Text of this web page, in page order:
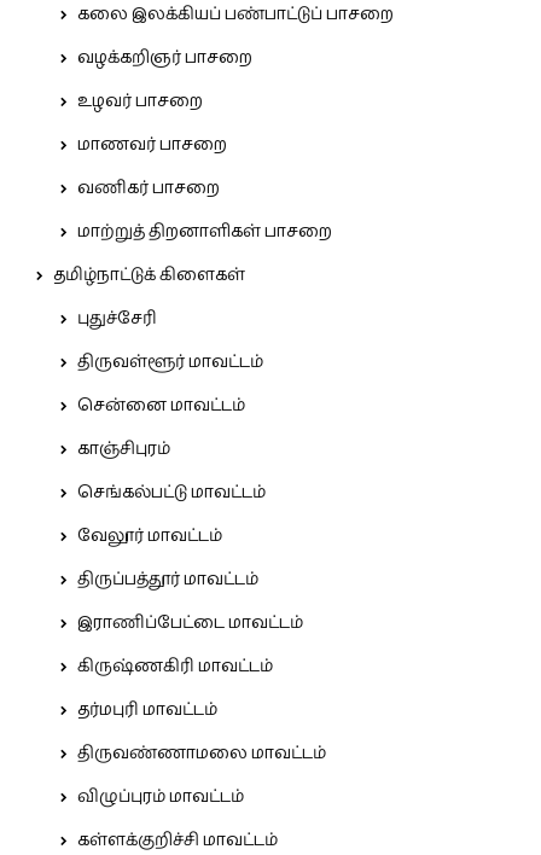
கலை இலக்கியப் பண்பாட்டுப் பாசறை
வழக்கறிஞர் பாசறை
உழவர் பாசறை
மாணவர் பாசறை
வணிகர் பாசறை
மாற்றுத் திறனாளிகள் பாசறை
தமிழ்நாட்டுக் கிளைகள்
புதுச்சேரி
திருவள்ளூர் மாவட்டம்
சென்னை மாவட்டம்
காஞ்சிபுரம்
செங்கல்பட்டு மாவட்டம்
வேலூர் மாவட்டம்
திருப்பத்தூர் மாவட்டம்
இராணிப்பேட்டை மாவட்டம்
கிருஷ்ணகிரி மாவட்டம்
தர்மபுரி மாவட்டம்
திருவண்ணாமலை மாவட்டம்
விழுப்புரம் மாவட்டம்
கள்ளக்குறிச்சி மாவட்டம்